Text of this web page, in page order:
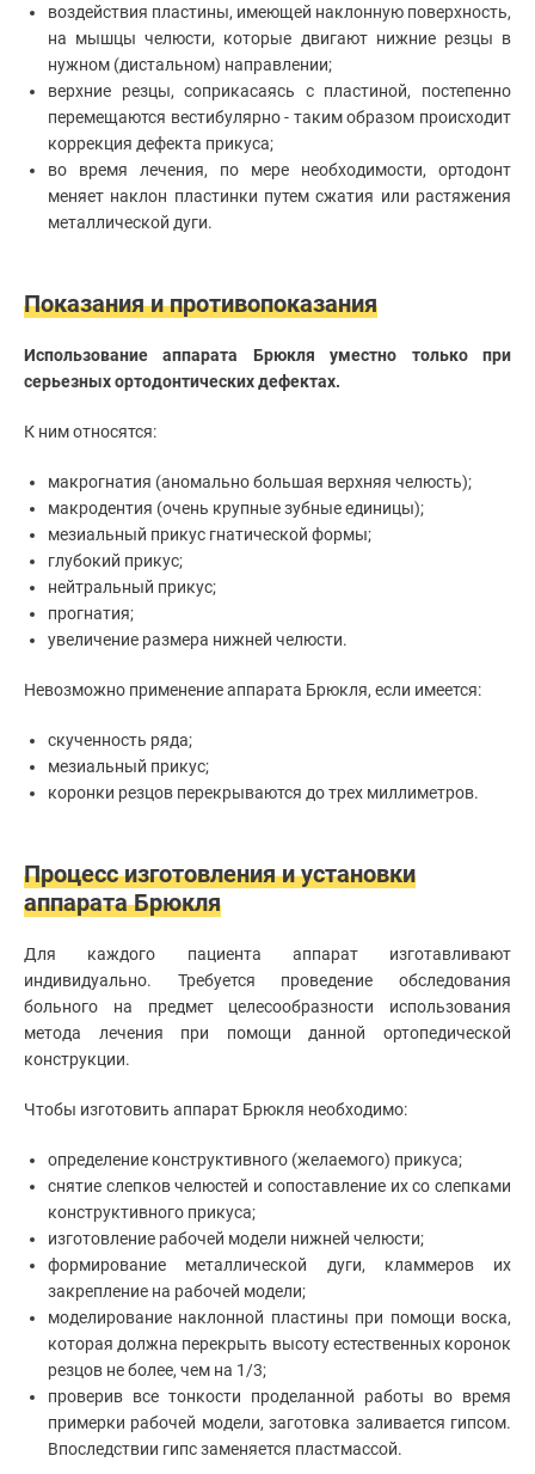
воздействия пластины, имеющей наклонную поверхность,
на мышцы челюсти, которые двигают нижние резцы в
нужном (дистальном) направлении;
верхние резцы, соприкасаясь с пластиной, постепенно
перемещаются вестибулярно - таким образом происходит
коррекция дефекта прикуса;
во время лечения, по мере необходимости, ортодонт
меняет наклон пластинки путем сжатия или растяжения
металлической дуги.
Показания и противопоказания
Использование аппарата Брюкля уместно только при
серьезных ортодонтических дефектах.
К ним относятся:
макрогнатия (аномально большая верхняя челюсть);
макродентия (очень крупные зубные единицы);
мезиальный прикус гнатической формы;
глубокий прикус;
нейтральный прикус;
прогнатия;
увеличение размера нижней челюсти.
Невозможно применение аппарата Брюкля, если имеется:
скученность ряда;
мезиальный прикус;
коронки резцов перекрываются до трех миллиметров.
Процесс изготовления и установки
аппарата Брюкля
Для каждого пациента аппарат изготавливают
индивидуально. Требуется проведение обследования
больного на предмет целесообразности использования
метода лечения при помощи данной ортопедической
конструкции.
Чтобы изготовить аппарат Брюкля необходимо:
определение конструктивного (желаемого) прикуса;
снятие слепков челюстей и сопоставление их со слепками
конструктивного прикуса;
изготовление рабочей модели нижней челюсти;
формирование металлической дуги, кламмеров их
закрепление на рабочей модели;
моделирование наклонной пластины при помощи воска,
которая должна перекрыть высоту естественных коронок
резцов не более, чем на 1/3;
проверив все тонкости проделанной работы во время
примерки рабочей модели, заготовка заливается гипсом.
Впоследствии гипс заменяется пластмассой.
Лечение
десен
Протезирование
зубов
стоматология
Исправление
прикуса
Коронки